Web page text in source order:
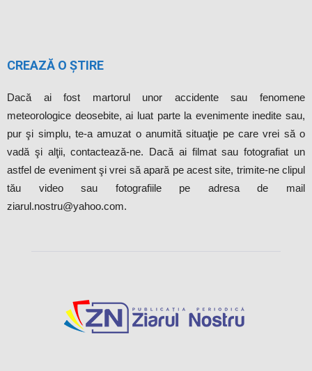
CREAZĂ O ȘTIRE
Dacă ai fost martorul unor accidente sau fenomene
meteorologice deosebite, ai luat parte la evenimente inedite sau,
pur şi simplu, te-a amuzat o anumită situaţie pe care vrei să o
vadă şi alţii, contactează-ne. Dacă ai filmat sau fotografiat un
astfel de eveniment şi vrei să apară pe acest site, trimite-ne clipul
tău video sau fotografiile pe adresa de mail
ziarul.nostru@yahoo.com.